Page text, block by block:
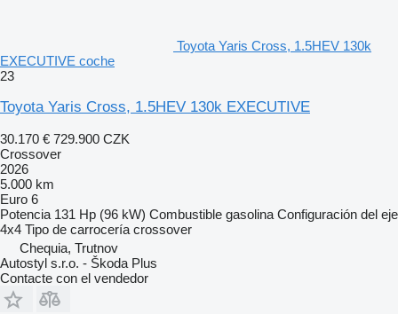
Toyota Yaris Cross, 1.5HEV 130k
EXECUTIVE coche
23
Toyota Yaris Cross, 1.5HEV 130k EXECUTIVE
30.170 € 729.900 CZK
Crossover
2026
5.000 km
Euro 6
Potencia 131 Hp (96 kW) Combustible gasolina Configuración del eje
4x4 Tipo de carrocería crossover
Chequia, Trutnov
Autostyl s.r.o. - Škoda Plus
Contacte con el vendedor